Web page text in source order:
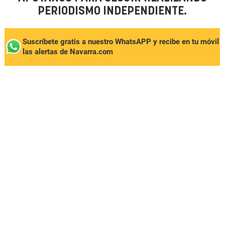
PERIODISMO INDEPENDIENTE.
Suscríbete gratis a nuestro WhatsAPP y recibe en tu móvil
las alertas de Navarra.com